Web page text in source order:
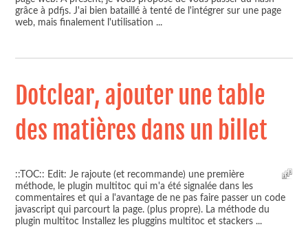
grâce à pdfjs. J'ai bien bataillé à tenté de l'intégrer sur une page
web, mais finalement l'utilisation ...
Dotclear, ajouter une table
des matières dans un billet
::TOC:: Edit: Je rajoute (et recommande) une première
méthode, le plugin multitoc qui m'a été signalée dans les
commentaires et qui a l'avantage de ne pas faire passer un code
javascript qui parcourt la page. (plus propre). La méthode du
plugin multitoc Installez les pluggins multitoc et stackers ...